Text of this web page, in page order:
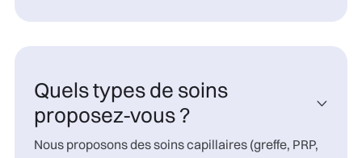
Quels types de soins
proposez-vous ?

Nous proposons des soins capillaires (greffe, PRP,